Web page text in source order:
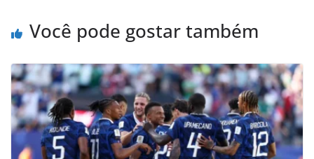
Você pode gostar também